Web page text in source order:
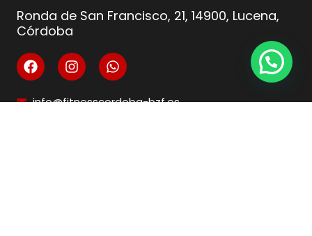
Ronda de San Francisco, 21, 14900, Lucena,
Córdoba
info@fitnesscordoba-bzf.es